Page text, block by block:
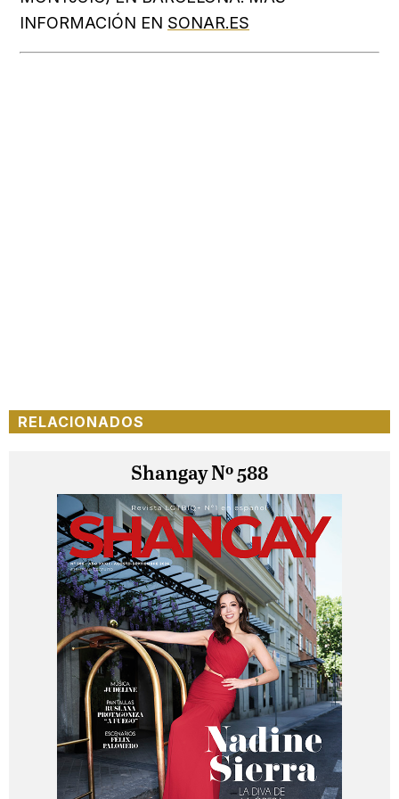
INFORMACIÓN EN SONAR.ES
RELACIONADOS
Shangay Nº 588